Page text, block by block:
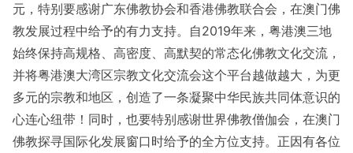
元，特别要感谢广东佛教协会和香港佛教联合会，在澳门佛
教发展过程中给予的有力支持。自2019年来，粤港澳三地
始终保持高规格、高密度、高默契的常态化佛教文化交流，
并将粤港澳大湾区宗教文化交流会这个平台越做越大，为更
多元的宗教和地区，创造了一条凝聚中华民族共同体意识的
心连心纽带！同时，也要特别感谢世界佛教僧伽会，在澳门
佛教探寻国际化发展窗口时给予的全方位支持。正因有各位